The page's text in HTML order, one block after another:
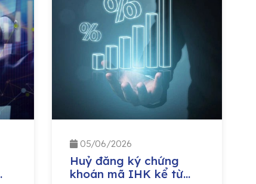
05/06/2026
Huỷ đăng ký chứng
khoán mã IHK kể từ